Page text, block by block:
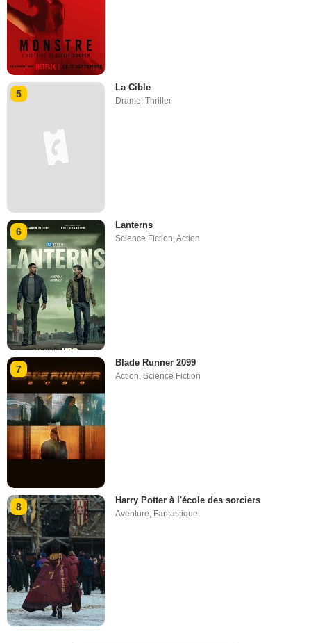
5
La Cible
Drame ,Thriller
6
Lanterns
Science Fiction,Action
7
Blade Runner 2099
Action,Science Fiction
8
Harry Potter à l'école des sorciers
Aventure, Fantastique